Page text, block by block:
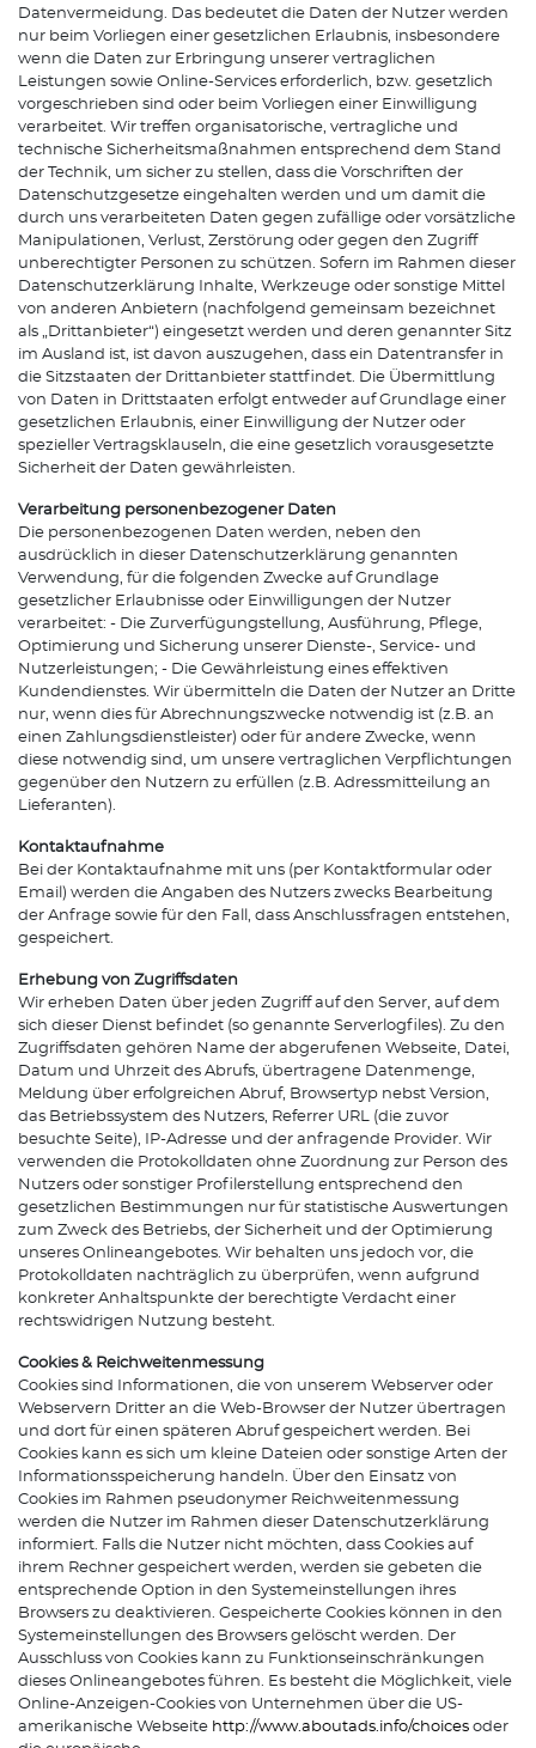
Datenvermeidung. Das bedeutet die Daten der Nutzer werden
nur beim Vorliegen einer gesetzlichen Erlaubnis, insbesondere
wenn die Daten zur Erbringung unserer vertraglichen
Leistungen sowie Online-Services erforderlich, bzw. gesetzlich
vorgeschrieben sind oder beim Vorliegen einer Einwilligung
verarbeitet. Wir treffen organisatorische, vertragliche und
technische Sicherheitsmaßnahmen entsprechend dem Stand
der Technik, um sicher zu stellen, dass die Vorschriften der
Datenschutzgesetze eingehalten werden und um damit die
durch uns verarbeiteten Daten gegen zufällige oder vorsätzliche
Manipulationen, Verlust, Zerstörung oder gegen den Zugriff
unberechtigter Personen zu schützen. Sofern im Rahmen dieser
Datenschutzerklärung Inhalte, Werkzeuge oder sonstige Mittel
von anderen Anbietern (nachfolgend gemeinsam bezeichnet
als „Drittanbieter“) eingesetzt werden und deren genannter Sitz
im Ausland ist, ist davon auszugehen, dass ein Datentransfer in
die Sitzstaaten der Drittanbieter stattfindet. Die Übermittlung
von Daten in Drittstaaten erfolgt entweder auf Grundlage einer
gesetzlichen Erlaubnis, einer Einwilligung der Nutzer oder
spezieller Vertragsklauseln, die eine gesetzlich vorausgesetzte
Sicherheit der Daten gewährleisten.
Verarbeitung personenbezogener Daten
Die personenbezogenen Daten werden, neben den
ausdrücklich in dieser Datenschutzerklärung genannten
Verwendung, für die folgenden Zwecke auf Grundlage
gesetzlicher Erlaubnisse oder Einwilligungen der Nutzer
verarbeitet: - Die Zurverfügungstellung, Ausführung, Pflege,
Optimierung und Sicherung unserer Dienste-, Service- und
Nutzerleistungen; - Die Gewährleistung eines effektiven
Kundendienstes. Wir übermitteln die Daten der Nutzer an Dritte
nur, wenn dies für Abrechnungszwecke notwendig ist (z.B. an
einen Zahlungsdienstleister) oder für andere Zwecke, wenn
diese notwendig sind, um unsere vertraglichen Verpflichtungen
gegenüber den Nutzern zu erfüllen (z.B. Adressmitteilung an
Lieferanten).
Kontaktaufnahme
Bei der Kontaktaufnahme mit uns (per Kontaktformular oder
Email) werden die Angaben des Nutzers zwecks Bearbeitung
der Anfrage sowie für den Fall, dass Anschlussfragen entstehen,
gespeichert.
Erhebung von Zugriffsdaten
Wir erheben Daten über jeden Zugriff auf den Server, auf dem
sich dieser Dienst befindet (so genannte Serverlogfiles). Zu den
Zugriffsdaten gehören Name der abgerufenen Webseite, Datei,
Datum und Uhrzeit des Abrufs, übertragene Datenmenge,
Meldung über erfolgreichen Abruf, Browsertyp nebst Version,
das Betriebssystem des Nutzers, Referrer URL (die zuvor
besuchte Seite), IP-Adresse und der anfragende Provider. Wir
verwenden die Protokolldaten ohne Zuordnung zur Person des
Nutzers oder sonstiger Profilerstellung entsprechend den
gesetzlichen Bestimmungen nur für statistische Auswertungen
zum Zweck des Betriebs, der Sicherheit und der Optimierung
unseres Onlineangebotes. Wir behalten uns jedoch vor, die
Protokolldaten nachträglich zu überprüfen, wenn aufgrund
konkreter Anhaltspunkte der berechtigte Verdacht einer
rechtswidrigen Nutzung besteht.
Cookies & Reichweitenmessung
Cookies sind Informationen, die von unserem Webserver oder
Webservern Dritter an die Web-Browser der Nutzer übertragen
und dort für einen späteren Abruf gespeichert werden. Bei
Cookies kann es sich um kleine Dateien oder sonstige Arten der
Informationsspeicherung handeln. Über den Einsatz von
Cookies im Rahmen pseudonymer Reichweitenmessung
werden die Nutzer im Rahmen dieser Datenschutzerklärung
informiert. Falls die Nutzer nicht möchten, dass Cookies auf
ihrem Rechner gespeichert werden, werden sie gebeten die
entsprechende Option in den Systemeinstellungen ihres
Browsers zu deaktivieren. Gespeicherte Cookies können in den
Systemeinstellungen des Browsers gelöscht werden. Der
Ausschluss von Cookies kann zu Funktionseinschränkungen
dieses Onlineangebotes führen. Es besteht die Möglichkeit, viele
Online-Anzeigen-Cookies von Unternehmen über die US-
amerikanische Webseite http://www.aboutads.info/choices oder